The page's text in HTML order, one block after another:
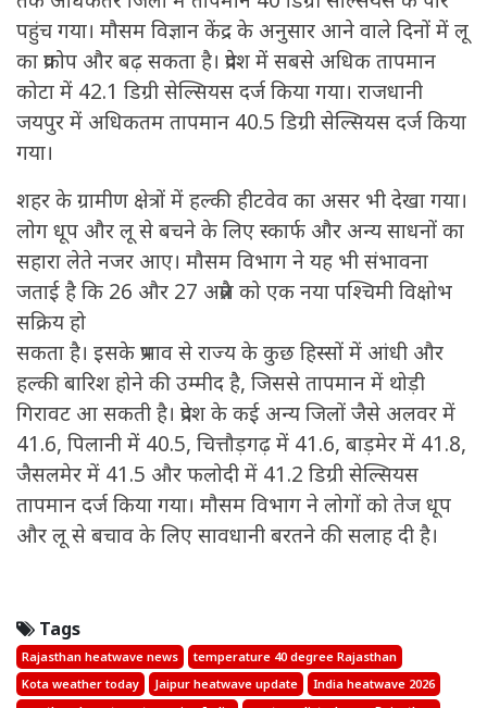
पहुंच गया। मौसम विज्ञान केंद्र के अनुसार आने वाले दिनों में लू
का प्रकोप और बढ़ सकता है। प्रदेश में सबसे अधिक तापमान
कोटा में 42.1 डिग्री सेल्सियस दर्ज किया गया। राजधानी
जयपुर में अधिकतम तापमान 40.5 डिग्री सेल्सियस दर्ज किया
गया।
शहर के ग्रामीण क्षेत्रों में हल्की हीटवेव का असर भी देखा गया।
लोग धूप और लू से बचने के लिए स्कार्फ और अन्य साधनों का
सहारा लेते नजर आए। मौसम विभाग ने यह भी संभावना
जताई है कि 26 और 27 अप्रैल को एक नया पश्चिमी विक्षोभ
सक्रिय हो
सकता है। इसके प्रभाव से राज्य के कुछ हिस्सों में आंधी और
हल्की बारिश होने की उम्मीद है, जिससे तापमान में थोड़ी
गिरावट आ सकती है। प्रदेश के कई अन्य जिलों जैसे अलवर में
41.6, पिलानी में 40.5, चित्तौड़गढ़ में 41.6, बाड़मेर में 41.8,
जैसलमेर में 41.5 और फलोदी में 41.2 डिग्री सेल्सियस
तापमान दर्ज किया गया। मौसम विभाग ने लोगों को तेज धूप
और लू से बचाव के लिए सावधानी बरतने की सलाह दी है।
Tags
Rajasthan heatwave news
temperature 40 degree Rajasthan
Kota weather today
Jaipur heatwave update
India heatwave 2026